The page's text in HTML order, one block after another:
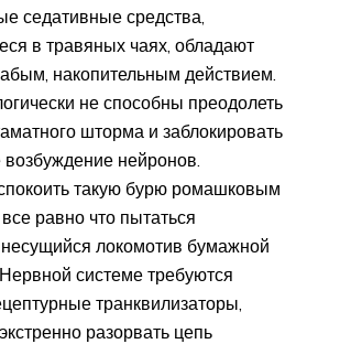
седативные средства,
в травяных чаях, обладают
накопительным действием.
не способны преодолеть
шторма и заблокировать
нейронов.
такую бурю ромашковым
равно что пытаться
несущийся локомотив бумажной
системе требуются
транквилизаторы,
разорвать цепь